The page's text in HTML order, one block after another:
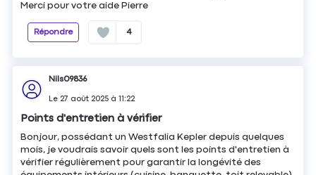
Merci pour votre aide Pierre
Répondre 4
Nils09836
Le 27 août 2025 à11:22
Points d'entretien à vérifier
Bonjour, possédant un Westfalia Kepler depuis quelques
mois, je voudrais savoir quels sont les points d'entretien à
vérifier régulièrement pour garantir la longévité des